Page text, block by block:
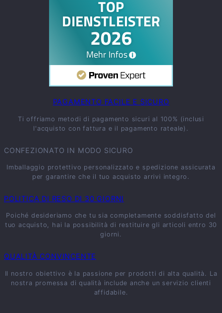
PAGAMENTO FACILE E SICURO
Ti offriamo metodi di pagamento sicuri al 100% (inclusi
l'acquisto con fattura e il pagamento rateale).
CONFEZIONATO IN MODO SICURO
Imballaggio protettivo personalizzato e spedizione assicurata
per garantire che il tuo acquisto arrivi integro.
POLITICA DI RESO DI 30 GIORNI
Poiché desideriamo che tu sia completamente soddisfatto del
tuo acquisto, hai la possibilità di restituire gli articoli entro 30
giorni.
QUALITÀ CONVINCENTE
Il nostro obiettivo è la passione per prodotti di alta qualità. La
nostra promessa di qualità include anche un servizio clienti
affidabile.